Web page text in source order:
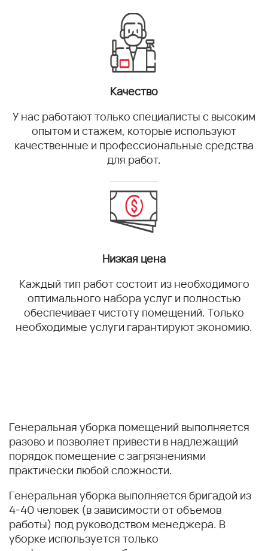
Качество
У нас работают только специалисты с высоким
опытом и стажем, которые используют
качественные и профессиональные средства
для работ.
Низкая цена
Каждый тип работ состоит из необходимого
оптимального набора услуг и полностью
обеспечивает чистоту помещений. Только
необходимые услуги гарантируют экономию.
Генеральная уборка помещений выполняется
разово и позволяет привести в надлежащий
порядок помещение с загрязнениями
практически любой сложности.
Генеральная уборка выполняется бригадой из
4-40 человек (в зависимости от объемов
работы) под руководством менеджера. В
уборке используется только